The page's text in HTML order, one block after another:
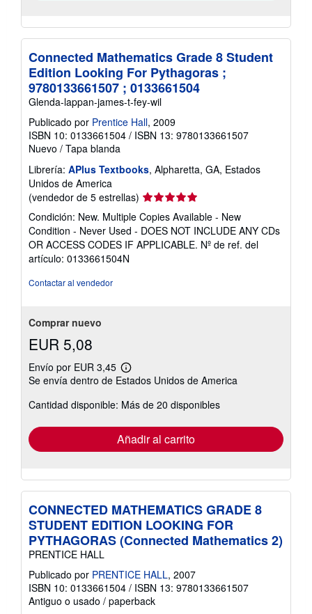
Connected Mathematics Grade 8 Student
Edition Looking For Pythagoras ;
9780133661507 ; 0133661504
Glenda-lappan-james-t-fey-wil
Publicado por Prentice Hall, 2009
ISBN 10: 0133661504 / ISBN 13: 9780133661507
Nuevo / Tapa blanda
Librería: APlus Textbooks, Alpharetta, GA, Estados
Unidos de America
(vendedor de 5 estrellas) Calificación
del
vendedor:
5
de
Condición: New. Multiple Copies Available - New
Condition - Never Used - DOES NOT INCLUDE ANY CDs
OR ACCESS CODES IF APPLICABLE. Nº de ref. del
artículo: 0133661504N
Contactar al vendedor
Comprar nuevo
EUR 5,08
Envío por EUR 3,45
Más
información
las
envío
Se envía dentro de Estados Unidos de America
Cantidad disponible: Más de 20 disponibles
Añadir al carrito
CONNECTED MATHEMATICS GRADE 8
STUDENT EDITION LOOKING FOR
PYTHAGORAS (Connected Mathematics 2)
PRENTICE HALL
Publicado por PRENTICE HALL, 2007
ISBN 10: 0133661504 / ISBN 13: 9780133661507
Antiguo o usado / paperback